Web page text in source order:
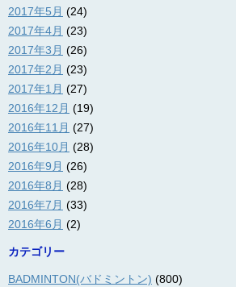
2017年5月 (24)
2017年4月 (23)
2017年3月 (26)
2017年2月 (23)
2017年1月 (27)
2016年12月 (19)
2016年11月 (27)
2016年10月 (28)
2016年9月 (26)
2016年8月 (28)
2016年7月 (33)
2016年6月 (2)
カテゴリー
BADMINTON(バドミントン) (800)